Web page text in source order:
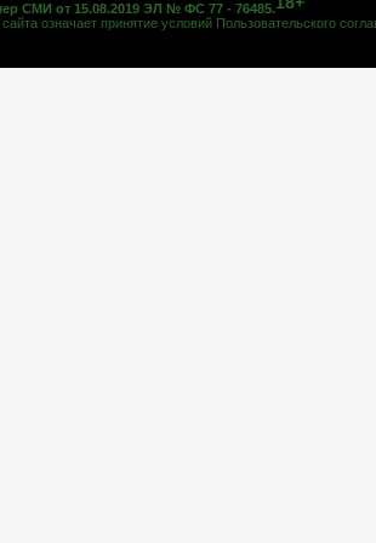
СМИ от 15.08.2019 ЭЛ № ФС 77 - 76485.
означает принятие условий Пользовательского